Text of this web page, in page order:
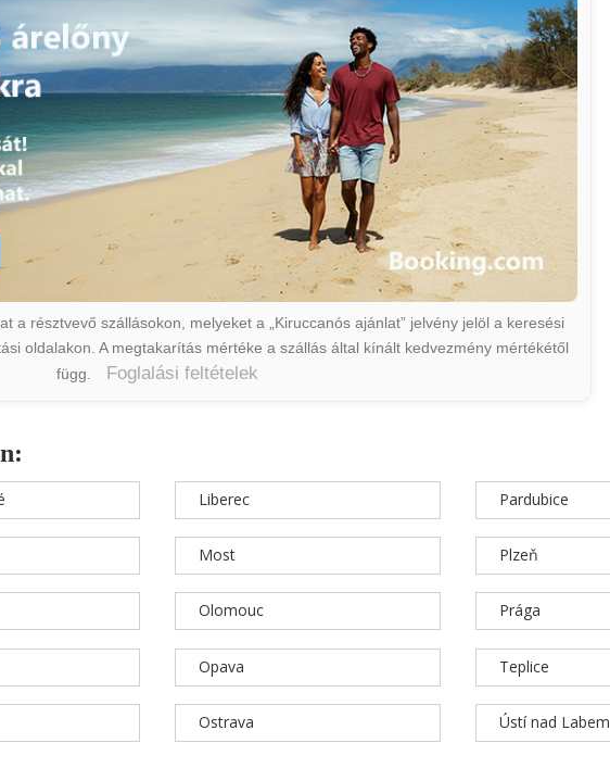
a résztvevő szállásokon, melyeket a „Kiruccanós ajánlat” jelvény jelöl a keresési
oldalakon. A megtakarítás mértéke a szállás által kínált kedvezmény mértékétől
függ.
Foglalási feltételek
Liberec
Most
Olomouc
Opava
Ostrava
Pardubice
Plzeň
Prága
Teplice
Ústí nad Labem